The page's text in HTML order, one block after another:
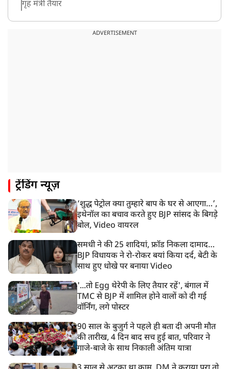
गृह मंत्री तैयार
अभिषेक बनर्जी को आंखों के इलाज के लिए विदेश जाने की
झारखंड विधानसभा के करीब पहुंचे छात्र प्रदर्शनकारी, तार वाले
11:24 AM
दिल्ली में AAP विधायक अजय दत्त के दक्षिणपुरी स्थित दफ़्तर के
बाहर BJP का प्रदर्शन
ADVERTISEMENT
ट्रेंडिंग न्यूज़
‘शुद्ध पेट्रोल क्या तुम्हारे बाप के घर से आएगा…’,
इथेनॉल का बचाव करते हुए BJP सांसद के बिगड़े
बोल, Video वायरल
समधी ने की 25 शादियां, फ्रॉड निकला दामाद…
BJP विधायक ने रो-रोकर बयां किया दर्द, बेटी के
साथ हुए धोखे पर बनाया Video
'...तो Egg थेरेपी के लिए तैयार रहें', बंगाल में
TMC से BJP में शामिल होने वालों को दी गई
वॉर्निंग, लगे पोस्टर
90 साल के बुजुर्ग ने पहले ही बता दी अपनी मौत
की तारीख, 4 दिन बाद सच हुई बात, परिवार ने
गाजे-बाजे के साथ निकाली अंतिम यात्रा